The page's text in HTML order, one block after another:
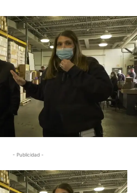
- Publicidad -